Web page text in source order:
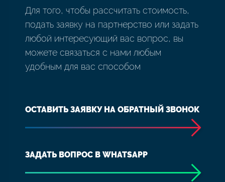
Для того, чтобы рассчитать стоимость,
подать заявку на партнерство или задать
любой интересующий вас вопрос, вы
можете связаться с нами любым
удобным для вас способом
ОСТАВИТЬ ЗАЯВКУ НА ОБРАТНЫЙ ЗВОНОК
ЗАДАТЬ ВОПРОС В WHATSAPP